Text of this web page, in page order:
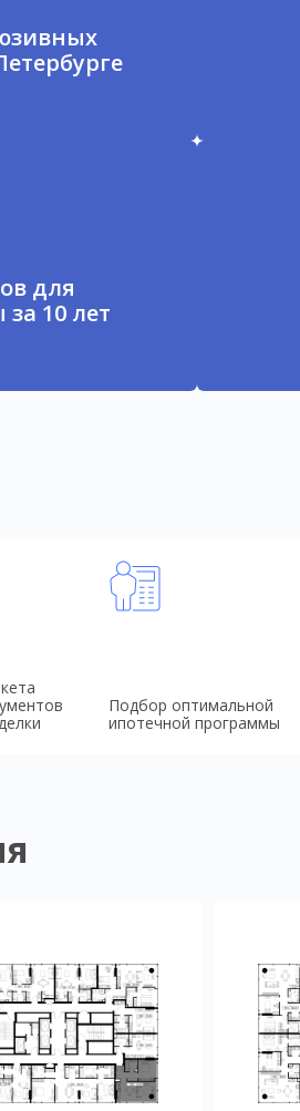
для
10 лет
Подбор оптимальной
ипотечной программы